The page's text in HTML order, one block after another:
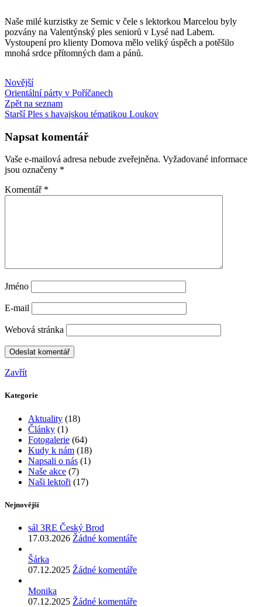
Naše milé kurzistky ze Semic v čele s lektorkou Marcelou byly
pozvány na Valentýnský ples seniorů v Lysé nad Labem.
Vystoupení pro klienty Domova mělo veliký úspěch a potěšilo
mnohá srdce přítomných dam a pánů.
Novější
Orientální párty v Poříčanech
Zpět na seznam
Starší Ples s havajskou tématikou Loukov
Napsat komentář
Vaše e-mailová adresa nebude zveřejněna. Vyžadované informace
jsou označeny *
Komentář *
Jméno
E-mail
Webová stránka
Zavřít
Kategorie
Aktuality (18)
Články (1)
Fotogalerie (64)
Kudy k nám (18)
Napsali o nás (1)
Naše akce (7)
Naši lektoři (17)
Nejnovější
sál 3RE Český Brod
17.03.2026 Žádné komentáře
Šárka
07.12.2025 Žádné komentáře
Monika
07.12.2025 Žádné komentáře